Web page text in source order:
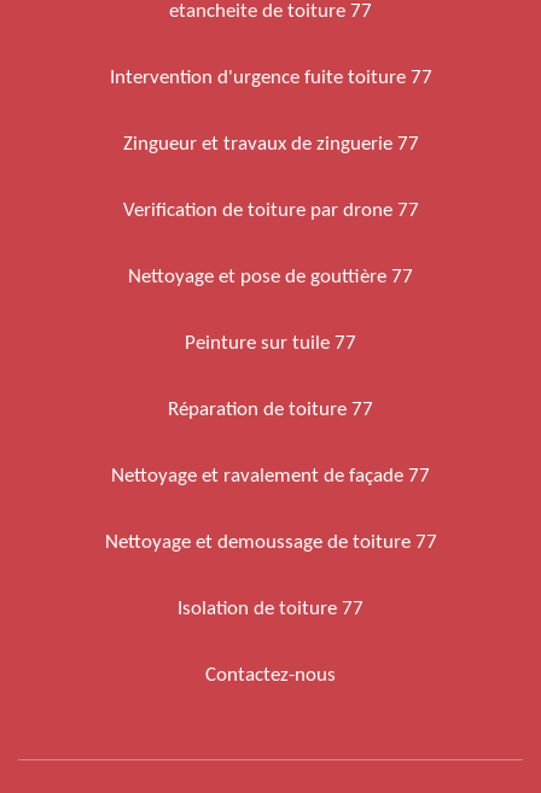
etancheite de toiture 77
Intervention d'urgence fuite toiture 77
Zingueur et travaux de zinguerie 77
Verification de toiture par drone 77
Nettoyage et pose de gouttière 77
Peinture sur tuile 77
Réparation de toiture 77
Nettoyage et ravalement de façade 77
Nettoyage et demoussage de toiture 77
Isolation de toiture 77
Contactez-nous